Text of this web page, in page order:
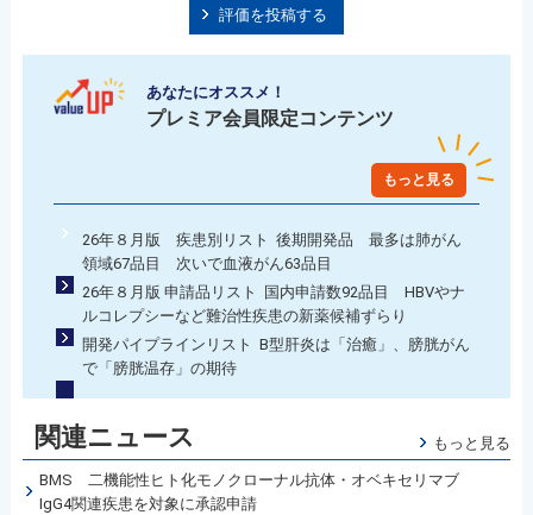
評価を投稿する
あなたにオススメ！
プレミア会員限定コンテンツ
もっと見る
26年８月版 疾患別リスト 後期開発品 最多は肺がん
領域67品目 次いで血液がん63品目
26年８月版 申請品リスト 国内申請数92品目 HBVやナ
ルコレプシーなど難治性疾患の新薬候補ずらり
開発パイプラインリスト B型肝炎は「治癒」、膀胱がん
で「膀胱温存」の期待
関連ニュース もっと見る
BMS 二機能性ヒト化モノクローナル抗体・オベキセリマブ
IgG4関連疾患を対象に承認申請